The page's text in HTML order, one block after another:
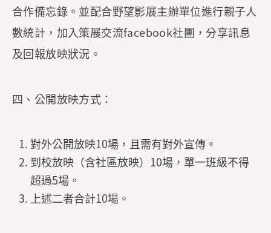
合作備忘錄。並配合野望影展主辦單位進行親子人
數統計，加入策展交流facebook社團，分享訊息
及回報放映狀況。
四、公開放映方式：
對外公開放映10場，且需有對外宣傳。
到校放映（含社區放映）10場，單一班級不得
超過5場。
上述二者合計10場。